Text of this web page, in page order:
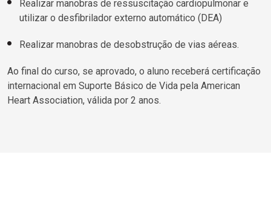
Realizar manobras de ressuscitação cardiopulmonar e
utilizar o desfibrilador externo automático (DEA)
Realizar manobras de desobstrução de vias aéreas.
Ao final do curso, se aprovado, o aluno receberá certificação
internacional em Suporte Básico de Vida pela American
Heart Association, válida por 2 anos.